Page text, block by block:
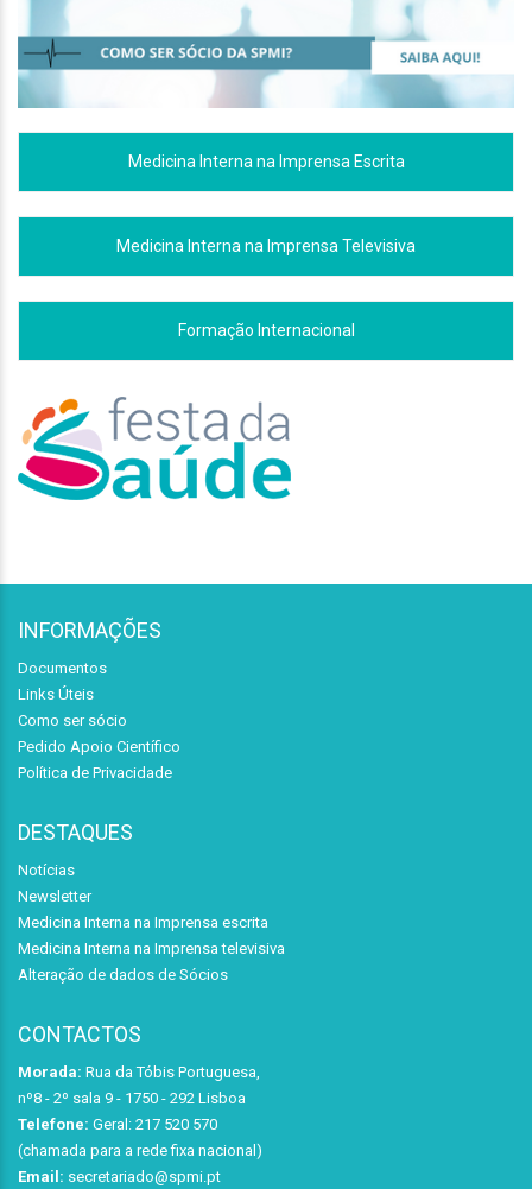
Medicina Interna na Imprensa Escrita
Medicina Interna na Imprensa Televisiva
Formação Internacional
INFORMAÇÕES
Documentos
Links Úteis
Como ser sócio
Pedido Apoio Científico
Política de Privacidade
DESTAQUES
Notícias
Newsletter
Medicina Interna na Imprensa escrita
Medicina Interna na Imprensa televisiva
Alteração de dados de Sócios
CONTACTOS
Morada: Rua da Tóbis Portuguesa,
nº8 - 2º sala 9 - 1750 - 292 Lisboa
Telefone: Geral: 217 520 570
(chamada para a rede fixa nacional)
Email: secretariado@spmi.pt